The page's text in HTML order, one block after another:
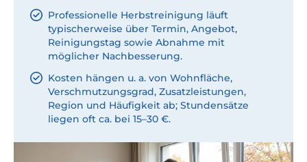
Professionelle Herbstreinigung läuft
typischerweise über Termin, Angebot,
Reinigungstag sowie Abnahme mit
möglicher Nachbesserung.
Kosten hängen u. a. von Wohnfläche,
Verschmutzungsgrad, Zusatzleistungen,
Region und Häufigkeit ab; Stundensätze
liegen oft ca. bei 15–30 €.